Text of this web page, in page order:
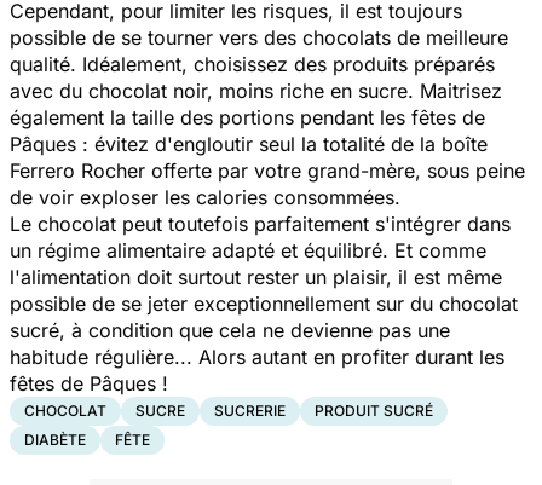
Cependant, pour limiter les risques, il est toujours
possible de se tourner vers des chocolats de meilleure
qualité. Idéalement, choisissez des produits préparés
avec du chocolat noir, moins riche en sucre. Maitrisez
également la taille des portions pendant les fêtes de
Pâques : évitez d'engloutir seul la totalité de la boîte
Ferrero Rocher offerte par votre grand-mère, sous peine
de voir exploser les calories consommées.
Le chocolat peut toutefois parfaitement s'intégrer dans
un régime alimentaire adapté et équilibré. Et comme
l'alimentation doit surtout rester un plaisir, il est même
possible de se jeter exceptionnellement sur du chocolat
sucré, à condition que cela ne devienne pas une
habitude régulière... Alors autant en profiter durant les
fêtes de Pâques !
CHOCOLAT SUCRE SUCRERIE
PRODUIT SUCRÉ
DIABÈTE
FÊTE